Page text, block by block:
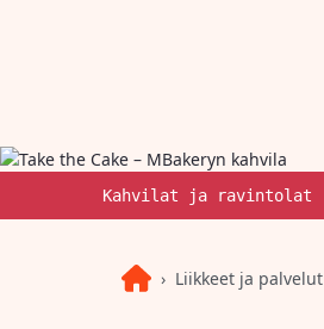
Kahvilat ja ravintolat
Liikkeet ja palvelut